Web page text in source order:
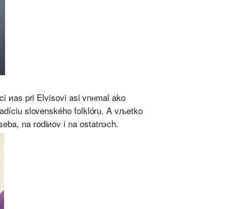
иas pri Elvisovi asi vnнmal ako
slovenského folklóru. A vљetko
na rodiиov i na ostatnэch.